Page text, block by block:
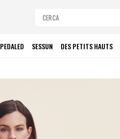
PEDALED SESSUN DES PETITS HAUTS